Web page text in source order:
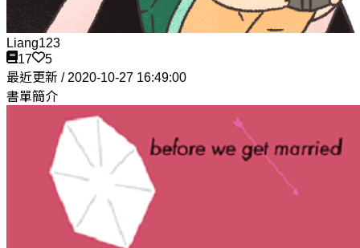
Liang123
17
5
最近更新 / 2020-10-27 16:49:00
書單簡介